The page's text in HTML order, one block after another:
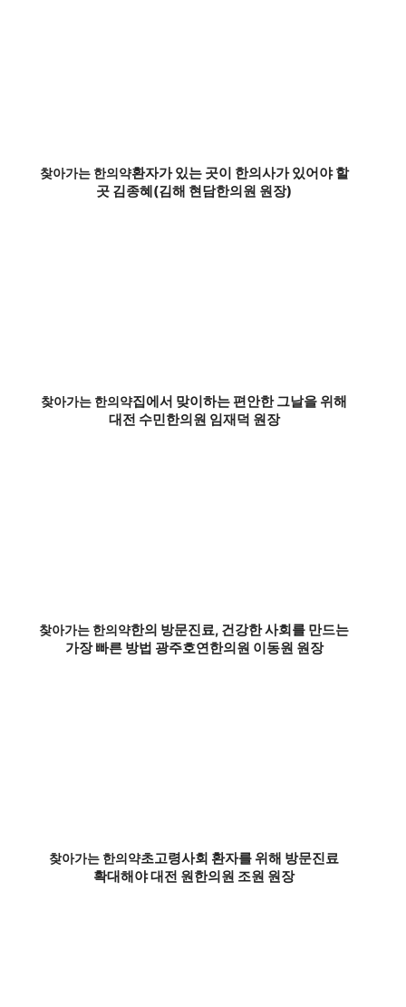
찾아가는 한의약환자가 있는 곳이 한의사가 있어야 할
곳 김종혜(김해 현담한의원 원장)
찾아가는 한의약집에서 맞이하는 편안한 그날을 위해
대전 수민한의원 임재덕 원장
찾아가는 한의약한의 방문진료, 건강한 사회를 만드는
가장 빠른 방법 광주호연한의원 이동원 원장
찾아가는 한의약초고령사회 환자를 위해 방문진료
확대해야 대전 원한의원 조원 원장